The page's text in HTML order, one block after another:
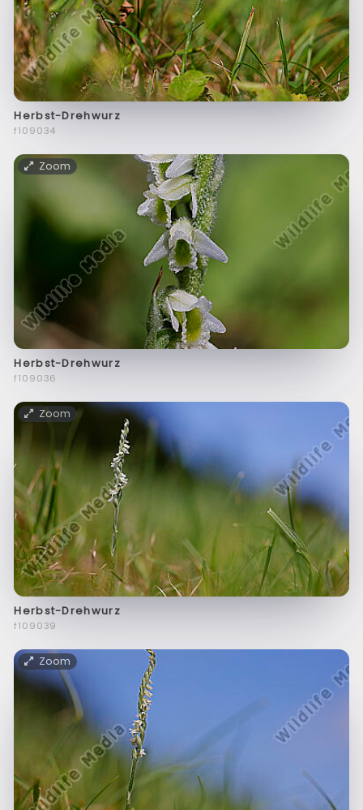
Herbst-Drehwurz
f109034
Zoom
Herbst-Drehwurz
f109036
Zoom
Herbst-Drehwurz
f109039
Zoom